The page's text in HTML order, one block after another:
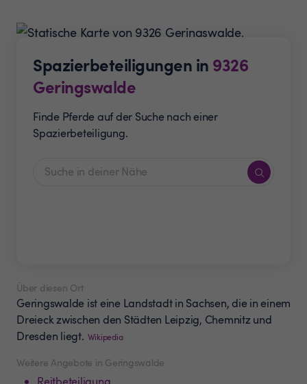
Spazierbeteiligungen in 9326
Geringswalde
Finde Pferde auf der Suche nach einer
Spazierbeteiligung.
Weitere Angebote in Geringswalde
Über diesen Ort
Geringswalde ist eine Landstadt in Sachsen, die in einem
Dreieck zwischen den Städten Leipzig, Chemnitz und
Dresden liegt. Wikipedia